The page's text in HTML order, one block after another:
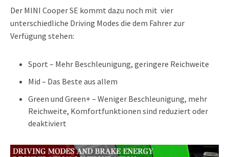
Der MINI Cooper SE kommt dazu noch mit vier
unterschiedliche Driving Modes die dem Fahrer zur
Verfügung stehen:
Sport – Mehr Beschleunigung, geringere Reichweite
Mid – Das Beste aus allem
Green und Green+ – Weniger Beschleunigung, mehr
Reichweite, Komfortfunktionen sind reduziert oder
deaktiviert